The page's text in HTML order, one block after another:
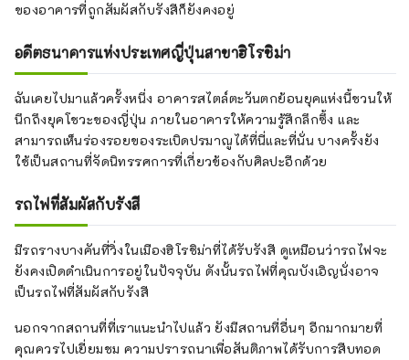
ของอาคารที่ถูกสัมผัสกับรังสีก็ยังคงอยู่
อดีตธนาคารแห่งประเทศญี่ปุ่นสาขาฮิโรชิม่า
ฉันเคยไปมาแล้วครั้งหนึ่ง อาคารสไตล์ตะวันตกย้อนยุคแห่งนี้ชวนให้
นึกถึงยุคโชวะของญี่ปุ่น ภายในอาคารให้ความรู้สึกลึกซึ้ง และ
สามารถเห็นร่องรอยของระเบิดปรมาณูได้ที่นี่และที่นั่น บางครั้งยัง
ใช้เป็นสถานที่จัดนิทรรศการที่เกี่ยวข้องกับศิลปะอีกด้วย
รถไฟที่สัมผัสกับรังสี
มีรถรางบางคันที่วิ่งในเมืองฮิโรชิม่าที่ได้รับรังสี ดูเหมือนว่ารถไฟจะ
ยังคงเปิดดำเนินการอยู่ในปัจจุบัน ดังนั้นรถไฟที่คุณบังเอิญนั่งอาจ
เป็นรถไฟที่สัมผัสกับรังสี
นอกจากสถานที่ที่เราแนะนำไปแล้ว ยังมีสถานที่อื่นๆ อีกมากมายที่
คุณควรไปเยี่ยมชม ความปรารถนาเพื่อสันติภาพได้รับการสืบทอด